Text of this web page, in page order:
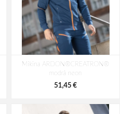
Mikina ARDON®CREATRON®
modrá neon
51,45 €